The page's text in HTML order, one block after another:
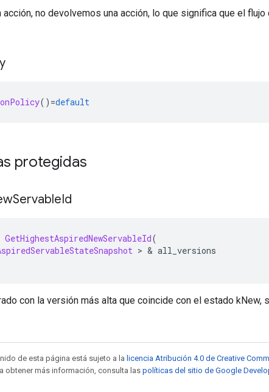
acción, no devolvemos una acción, lo que significa que el
()=default
protegidas
ServableId
GetHighestAspiredNewServableId(
> & all_versions
con la versión más alta que coincide con el estado kNew,
de esta página está sujeto a la licencia Atribución 4.0 de Creative
obtener más información, consulta laspolíticas del sitio de Google